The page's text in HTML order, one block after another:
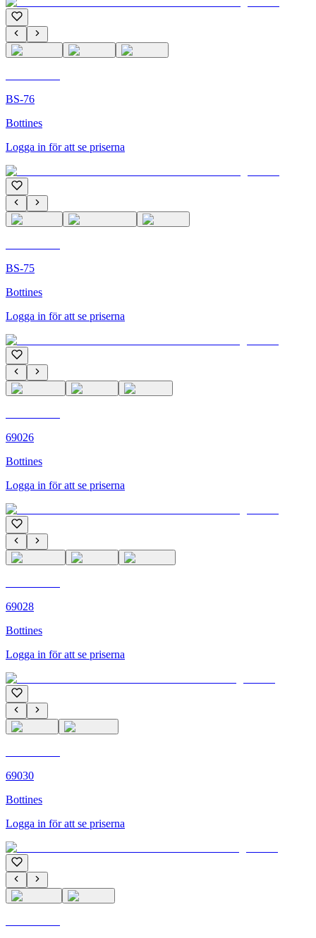
BS-76
Bottines
Logga in för att se priserna
BS-75
Bottines
Logga in för att se priserna
69026
Bottines
Logga in för att se priserna
69028
Bottines
Logga in för att se priserna
69030
Bottines
Logga in för att se priserna